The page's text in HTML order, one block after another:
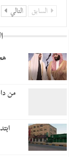
السابق التالي
من